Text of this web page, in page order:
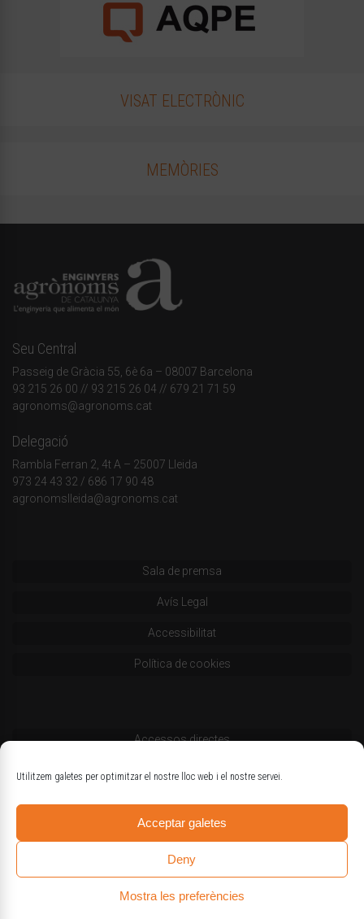
Utilitzem galetes per optimitzar el nostre lloc web i el nostre servei.
Acceptar galetes
Deny
Mostra les preferències
VISAT ELECTRÒNIC
MEMÒRIES
Seu Central
Passeig de Gràcia 55, 6è 6a – 08007 Barcelona
93 215 26 00 // 93 215 26 04 // 679 21 71 59
agronoms@agronoms.cat
Delegació
Rambla Ferran 2, 4t A – 25007 Lleida
973 24 43 32 / 686 17 90 48
agronomslleida@agronoms.cat
Sala de premsa
Avís Legal
Accessibilitat
Política de cookies
Accessos directes
Codi deontològic
Logotips oficials